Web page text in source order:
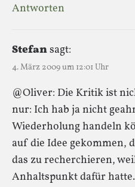
Antworten
Stefansagt:
4. März 2009 um 12:01 Uhr
@Oliver: Die Kritik ist
nur: Ich hab ja nicht
Wiederholung handeln
auf die Idee gekommen,
das zu recherchieren,
Anhaltspunkt dafür hatte.